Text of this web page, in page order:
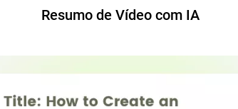
Resumo de Vídeo com IA